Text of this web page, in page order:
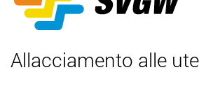
Allacciamento alle